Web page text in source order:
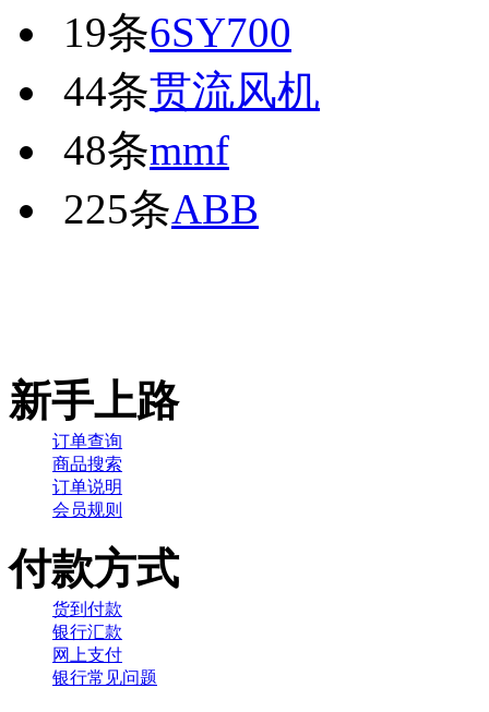
19条6SY700
44条贯流风机
48条mmf
225条ABB
新手上路
订单查询
商品搜索
订单说明
会员规则
付款方式
货到付款
银行汇款
网上支付
银行常见问题